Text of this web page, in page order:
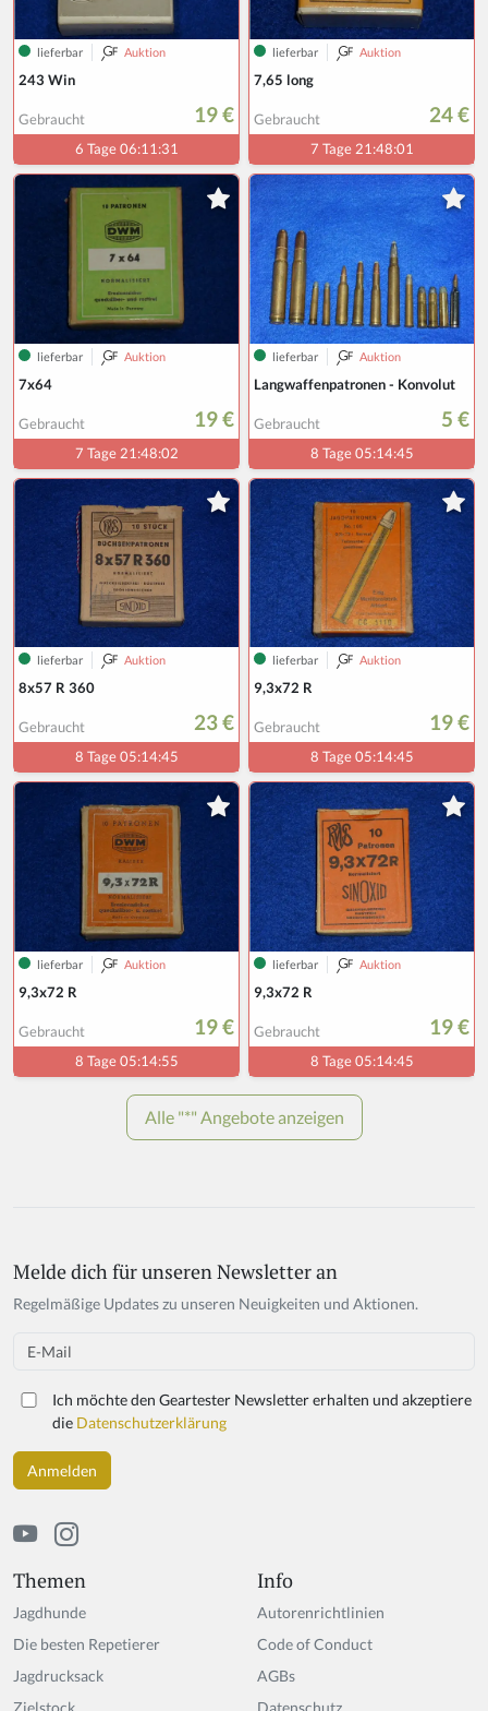
Themen
Jagdhunde
Die besten Repetierer
Jagdrucksack
Info
Autorenrichtlinien
Code of Conduct
AGBs
If
y
h
a
n,
ig
n
o
r
t
Melde dich für unseren Newsletter an
Regelmäßige Updates zu unseren Neuigkeiten und Aktionen.
Email
Ich möchte den Geartester Newsletter erhalten und akzeptiere
die Datenschutzerklärung